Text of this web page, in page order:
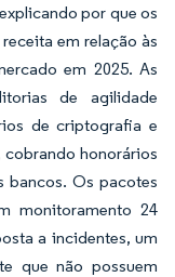
por que os
em relação às
em 2025. As
de agilidade
de criptografia e
cobrando honorários
bancos. Os pacotes
monitoramento 24
a incidentes, um
que não possuem